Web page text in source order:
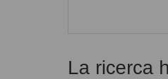
La ricerca